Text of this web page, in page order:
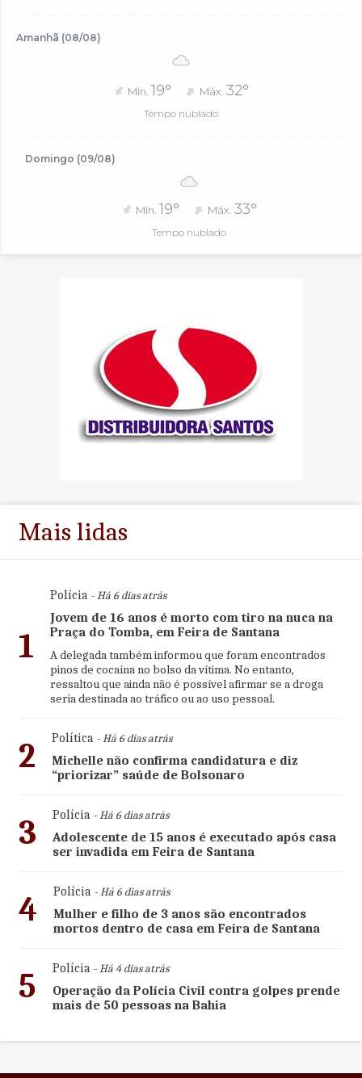
Amanhã (08/08)
Mín. 19° Máx. 32°
Tempo nublado
Domingo (09/08)
Mín. 19° Máx. 33°
Tempo nublado
Mais lidas
1
Polícia- Há 6 dias atrás
Jovem de 16 anos é morto com tiro na nuca na
Praça do Tomba, em Feira de Santana
A delegada também informou que foram encontrados
pinos de cocaína no bolso da vítima. No entanto,
ressaltou que ainda não é possível afirmar se a droga
seria destinada ao tráfico ou ao uso pessoal.
2 Política- Há 6 dias atrás
Michelle não confirma candidatura e diz
“priorizar” saúde de Bolsonaro
3 Polícia- Há 6 dias atrás
Adolescente de 15 anos é executado após casa
ser invadida em Feira de Santana
4 Polícia- Há 6 dias atrás
Mulher e filho de 3 anos são encontrados
mortos dentro de casa em Feira de Santana
5 Polícia- Há 4 dias atrás
Operação da Polícia Civil contra golpes prende
mais de 50 pessoas na Bahia